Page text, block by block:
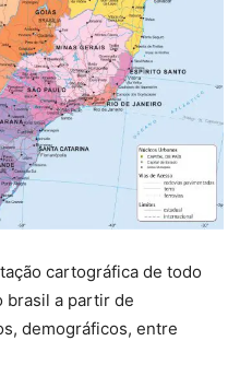
cartográfica de todo
brasil a partir de
demográficos, entre